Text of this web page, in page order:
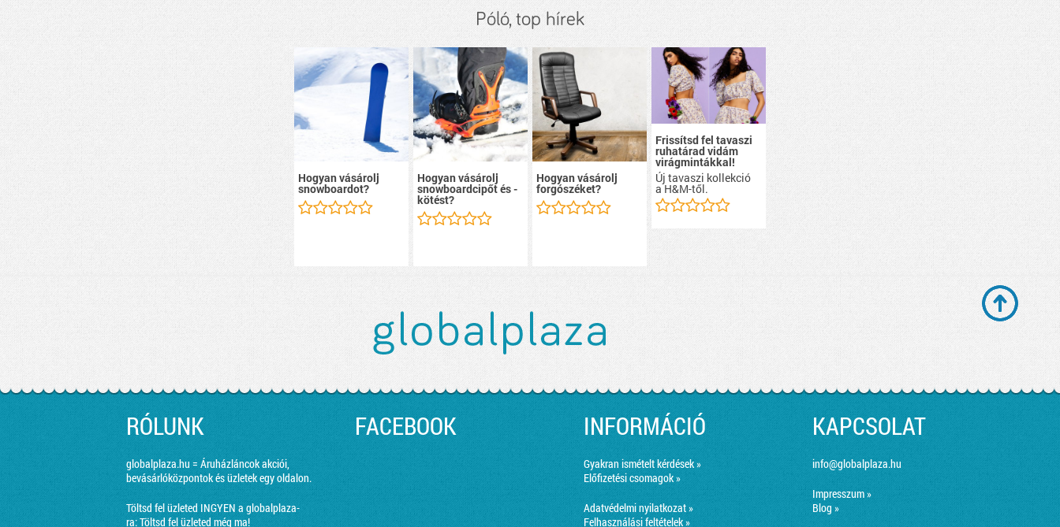
Póló, top hírek
Hogyan vásárolj
snowboardot?
Hogyan vásárolj
snowboardcipőt és -
kötést?
Hogyan vásárolj
forgószéket?
Frissítsd fel tavaszi
ruhatárad vidám
virágmintákkal!
Új tavaszi kollekció
a H&M-től.
RÓLUNK
globalplaza.hu = Áruházláncok akciói,
bevásárlóközpontok és üzletek egy oldalon.
Töltsd fel üzleted INGYEN a globalplaza-
ra:Töltsd fel üzleted még ma!
FACEBOOK INFORMÁCIÓ
Gyakran ismételt kérdések »
Előfizetési csomagok »
Adatvédelmi nyilatkozat »
Felhasználási feltételek »
KAPCSOLAT
info@globalplaza.hu
Impresszum »
Blog »